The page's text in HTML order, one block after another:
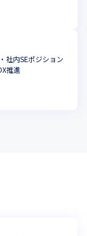
社内SEポジション
推進